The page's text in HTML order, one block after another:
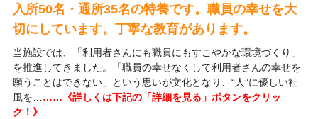
入所50名・通所35名の特養です。職員の幸せを大
切にしています。丁寧な教育があります。
当施設では、「利用者さんにも職員にもすこやかな環境づくり」
を推進してきました。「職員の幸せなくして利用者さんの幸せを
願うことはできない」という思いが文化となり、“人”に優しい社
風を… ……《詳しくは下記の「詳細を見る」ボタンをクリッ
ク！》